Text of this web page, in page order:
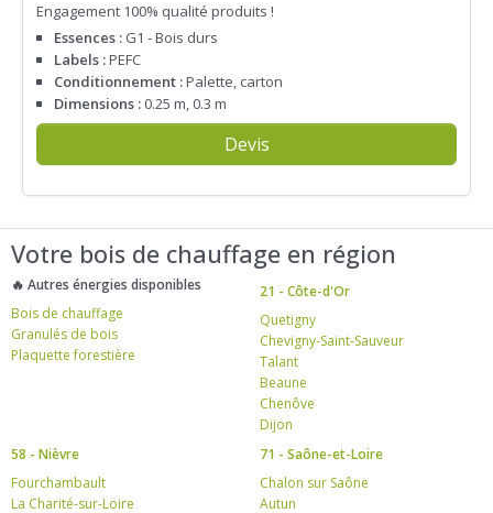
Engagement 100% qualité produits !
Essences : G1 - Bois durs
Labels :PEFC
Conditionnement :Palette, carton
Dimensions : 0.25 m, 0.3 m
Devis
Votre bois de chauffage en région
🔥 Autres énergies disponibles
Bois de chauffage
Granulés de bois
Plaquette forestière
21 - Côte-d'Or
Quetigny
Chevigny-Saint-Sauveur
Talant
Beaune
Chenôve
Dijon
58 - Nièvre
Fourchambault
La Charité-sur-Loire
71 - Saône-et-Loire
Chalon sur Saône
Autun